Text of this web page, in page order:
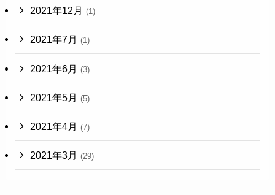
2021年12月 (1)
2021年7月 (1)
2021年6月 (3)
2021年5月 (5)
2021年4月 (7)
2021年3月 (29)